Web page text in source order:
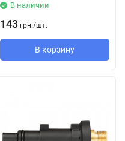
В наличии
143 грн./шт.
В корзину